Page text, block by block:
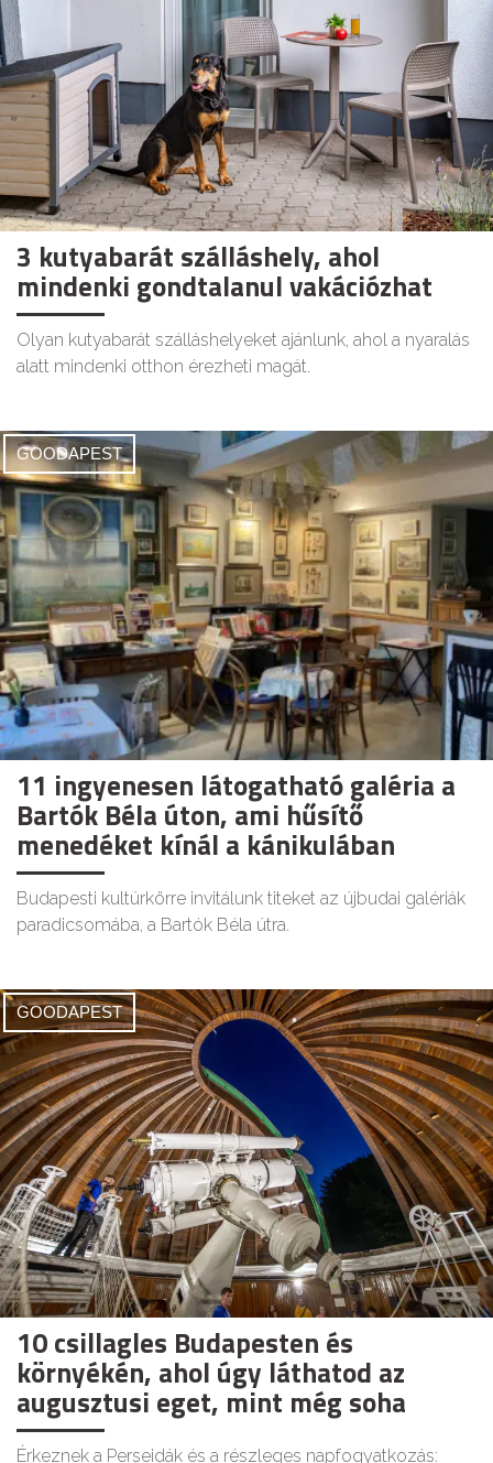
3 kutyabarát szálláshely, ahol
mindenki gondtalanul vakációzhat
Olyan kutyabarát szálláshelyeket ajánlunk, ahol a nyaralás
alatt mindenki otthon érezheti magát.
GOODAPEST
11 ingyenesen látogatható galéria a
Bartók Béla úton, ami hűsítő
menedéket kínál a kánikulában
Budapesti kultúrkörre invitálunk titeket az újbudai galériák
paradicsomába, a Bartók Béla útra.
GOODAPEST
10 csillagles Budapesten és
környékén, ahol úgy láthatod az
augusztusi eget, mint még soha
Érkeznek a Perseidák és a részleges napfogyatkozás: